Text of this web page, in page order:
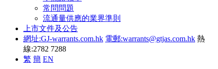
常問問題
流通量供應的業界準則
上市文件及公告
網址:GJ-warrants.com.hk 電郵:warrants@gtjas.com.hk 熱
線:2782 7288
繁 簡 EN